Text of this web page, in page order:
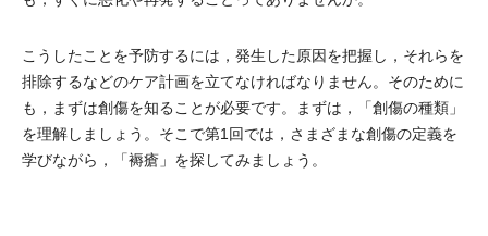
こうしたことを予防するには，発生した原因を把握し，それらを
排除するなどのケア計画を立てなければなりません。そのために
も，まずは創傷を知ることが必要です。まずは，「創傷の種類」
を理解しましょう。そこで第1回では，さまざまな創傷の定義を
学びながら，「褥瘡」を探してみましょう。